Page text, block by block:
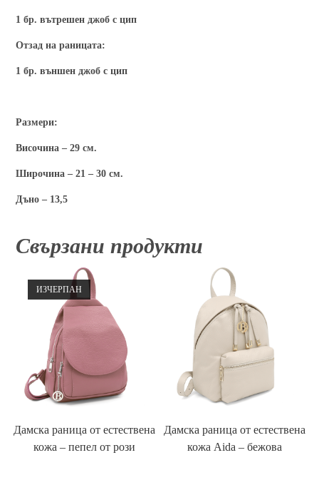
1 бр. вътрешен джоб с цип
Отзад на раницата:
1 бр. външен джоб с цип
Размери:
Височина – 29 см.
Широчина – 21 – 30 см.
Дъно – 13,5
Свързани продукти
ИЗЧЕРПАН
Дамска раница от естествена
кожа – пепел от рози
Дамска раница от естествена
кожа Aida – бежова